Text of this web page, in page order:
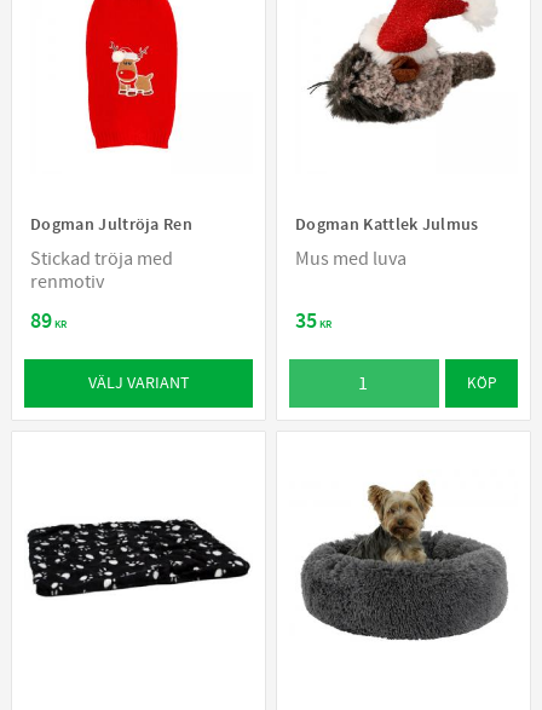
Dogman Jultröja Ren
Stickad tröja med
renmotiv
89KR
VÄLJ VARIANT
Dogman Kattlek Julmus
Mus med luva
35KR
KÖP